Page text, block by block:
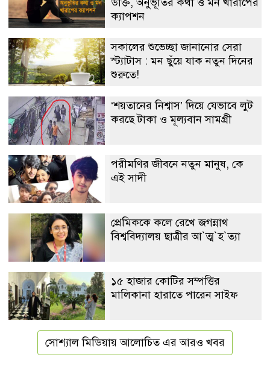
ক্যাপশন
সকালের শুভেচ্ছা জানানোর সেরা
স্ট্যাটাস : মন ছুঁয়ে যাক নতুন দিনের
শুরুতে!
‘শয়তানের নিশ্বাস’ দিয়ে যেভাবে লুট
করছে টাকা ও মূল্যবান সামগ্রী
পরীমণির জীবনে নতুন মানুষ, কে
এই সাদী
প্রেমিককে কলে রেখে জগন্নাথ
বিশ্ববিদ্যালয় ছাত্রীর আ‍‍`ত্ম‍‍`হ‍‍`ত্যা
১৫ হাজার কোটির সম্পত্তির
মালিকানা হারাতে পারেন সাইফ
সোশ্যাল মিডিয়ায় আলোচিত এর আরও খবর